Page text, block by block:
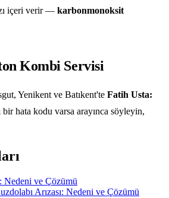
içeri verir — karbonmonoksit
Kombi Servisi
Yenikent ve Batıkent'te Fatih Usta:
bir hata kodu varsa arayınca söyleyin,
Nedeni ve Çözümü
Arızası: Nedeni ve Çözümü